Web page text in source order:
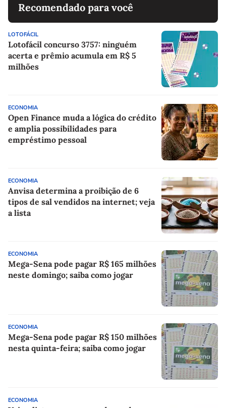
Recomendado para você
LOTOFÁCIL
Lotofácil concurso 3757: ninguém
acerta e prêmio acumula em R$ 5
milhões
ECONOMIA
Open Finance muda a lógica do crédito
e amplia possibilidades para
empréstimo pessoal
ECONOMIA
Anvisa determina a proibição de 6
tipos de sal vendidos na internet; veja
a lista
ECONOMIA
Mega-Sena pode pagar R$ 165 milhões
neste domingo; saiba como jogar
ECONOMIA
Mega-Sena pode pagar R$ 150 milhões
nesta quinta-feira; saiba como jogar
ECONOMIA